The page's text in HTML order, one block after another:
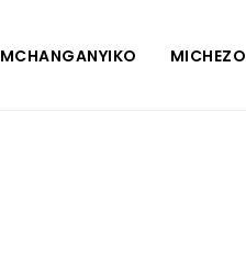
MCHANGANYIKO MICHEZO